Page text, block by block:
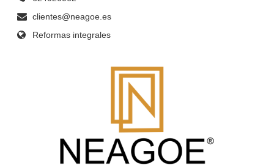
clientes@neagoe.es
Reformas integrales